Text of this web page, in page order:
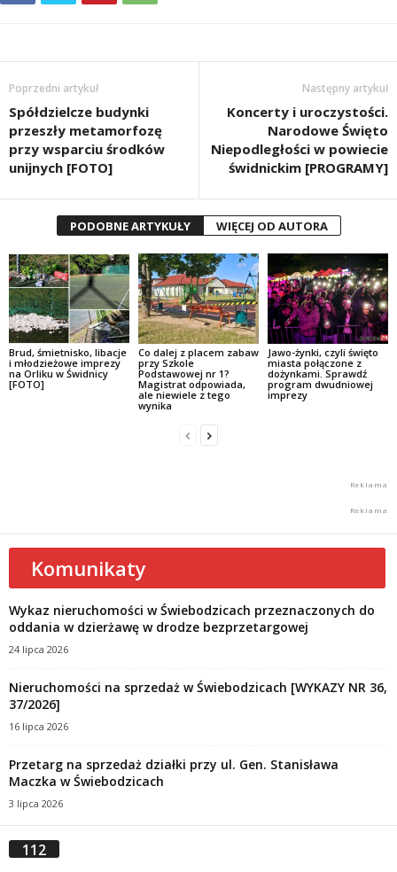
Poprzedni artykuł
Spółdzielcze budynki
przeszły metamorfozę
przy wsparciu środków
unijnych [FOTO]
Następny artykuł
Koncerty i uroczystości.
Narodowe Święto
Niepodległości w powiecie
świdnickim [PROGRAMY]
PODOBNE ARTYKUŁY WIĘCEJ OD AUTORA
Brud, śmietnisko, libacje
i młodzieżowe imprezy
na Orliku w Świdnicy
[FOTO]
Co dalej z placem zabaw
przy Szkole
Podstawowej nr 1?
Magistrat odpowiada,
ale niewiele z tego
wynika
Jawo-żynki, czyli święto
miasta połączone z
dożynkami. Sprawdź
program dwudniowej
imprezy
Komunikaty
Wykaz nieruchomości w Świebodzicach przeznaczonych do
oddania w dzierżawę w drodze bezprzetargowej
24 lipca 2026
Nieruchomości na sprzedaż w Świebodzicach [WYKAZY NR 36,
37/2026]
16 lipca 2026
Przetarg na sprzedaż działki przy ul. Gen. Stanisława
Maczka w Świebodzicach
3 lipca 2026
112